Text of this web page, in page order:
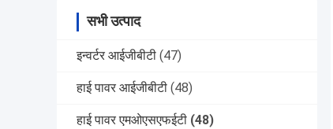
सभी उत्पाद
इन्वर्टर आईजीबीटी (47)
हाई पावर आईजीबीटी (48)
हाई पावर एमओएसएफईटी (48)